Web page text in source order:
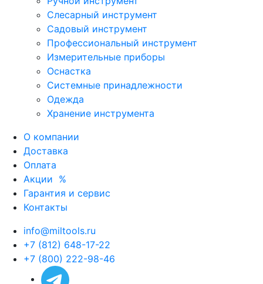
Слесарный инструмент
Садовый инструмент
Профессиональный инструмент
Измерительные приборы
Оснастка
Системные принадлежности
Одежда
Хранение инструмента
О компании
Доставка
Оплата
Акции %
Гарантия и сервис
Контакты
info@miltools.ru
+7 (812) 648-17-22
+7 (800) 222-98-46